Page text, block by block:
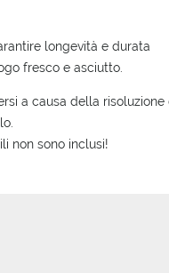
longevità e durata
fresco e asciutto.
a causa della
non sono inclusi!